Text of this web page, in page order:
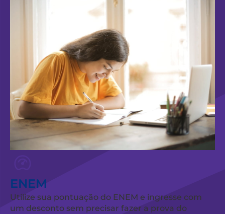
ENEM
Utilize sua pontuação do ENEM e ingresse com
um desconto sem precisar fazer a prova do